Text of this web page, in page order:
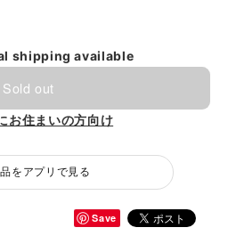
shipping available
Sold out
お住まいの方向け
をアプリで見る
Save